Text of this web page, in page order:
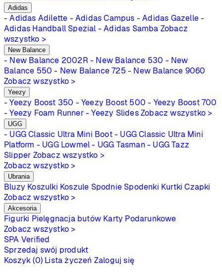
Adidas
- Adidas Adilette - Adidas Campus - Adidas Gazelle -
Adidas Handball Spezial - Adidas Samba Zobacz
wszystko >
New Balance
- New Balance 2002R - New Balance 530 - New
Balance 550 - New Balance 725 - New Balance 9060
Zobacz wszystko >
Yeezy
- Yeezy Boost 350 - Yeezy Boost 500 - Yeezy Boost 700
- Yeezy Foam Runner - Yeezy Slides Zobacz wszystko >
UGG
- UGG Classic Ultra Mini Boot - UGG Classic Ultra Mini
Platform - UGG Lowmel - UGG Tasman - UGG Tazz
Slipper Zobacz wszystko >
Zobacz wszystko >
Ubrania
Bluzy Koszulki Koszule Spodnie Spodenki Kurtki Czapki
Zobacz wszystko >
Akcesoria
Figurki Pielęgnacja butów Karty Podarunkowe
Zobacz wszystko >
SPA Verified
Sprzedaj swój produkt
Koszyk (0) Lista życzeń Zaloguj się